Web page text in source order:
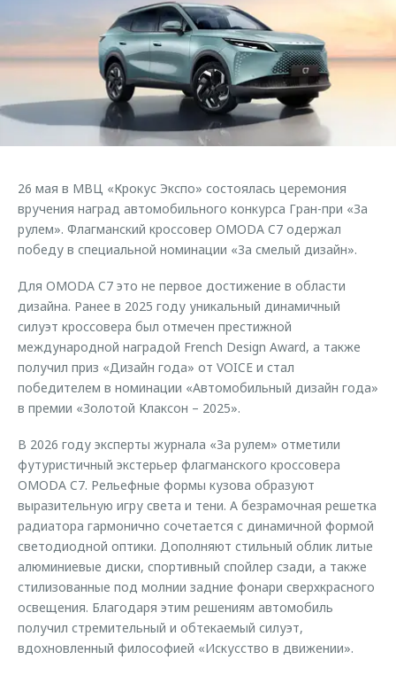
Кредитный калькулятор
Одежда и сувениры
Оригинальные аксессуары
Трейд-ин
Калькулятор трейд-ин
Руководства по эксплуатации
Клиентская поддержка
O&J Автоклуб
Клуб владельцев OMODA
Приложение O&J
Одежда и сувениры
Оригинальные аксессуары
Запчасти
Обратная связь
26 мая в МВЦ «Крокус Экспо» состоялась церемония
вручения наград автомобильного конкурса Гран-при «За
рулем». Флагманский кроссовер OMODA C7 одержал
победу в специальной номинации «За смелый дизайн».
Для OMODA C7 это не первое достижение в области
дизайна. Ранее в 2025 году уникальный динамичный
силуэт кроссовера был отмечен престижной
международной наградой French Design Award, а также
получил приз «Дизайн года» от VOICE и стал
победителем в номинации «Автомобильный дизайн года»
в премии «Золотой Клаксон – 2025».
В 2026 году эксперты журнала «За рулем» отметили
футуристичный экстерьер флагманского кроссовера
OMODA C7. Рельефные формы кузова образуют
выразительную игру света и тени. А безрамочная решетка
радиатора гармонично сочетается с динамичной формой
светодиодной оптики. Дополняют стильный облик литые
алюминиевые диски, спортивный спойлер сзади, а также
стилизованные под молнии задние фонари сверхкрасного
освещения. Благодаря этим решениям автомобиль
получил стремительный и обтекаемый силуэт,
вдохновленный философией «Искусство в движении».